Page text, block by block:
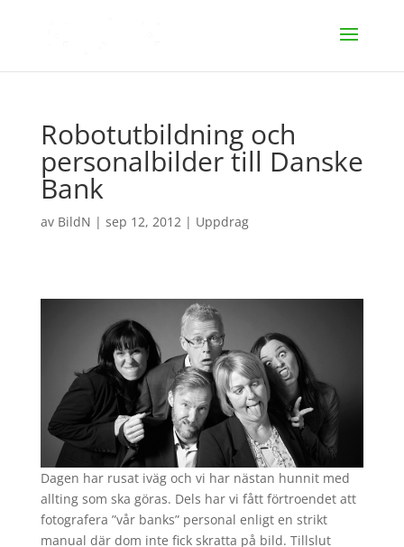
Robotutbildning och
personalbilder till Danske
Bank
av BildN | sep 12, 2012| Uppdrag
Dagen har rusat iväg och vi har nästan hunnit med
allting som ska göras. Dels har vi fått förtroendet att
fotografera ”vår banks” personal enligt en strikt
manual där dom inte fick skratta på bild. Tillslut